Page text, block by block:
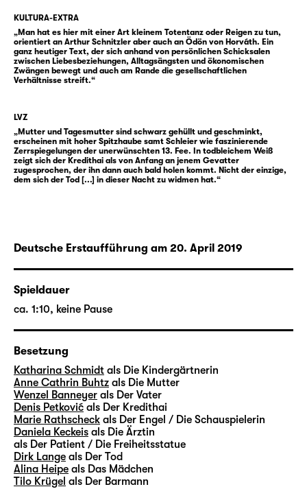
dieser Nacht mehr der sein, der er war.
Bernhard Studlars Figuren sind subtil unserer
brüchigen Gegenwart abgelauscht — und
sind bei aller Wirklichkeitshaftung immer
blicken lässt, das vielleicht so etwas wie eine
sich doch erfüllende Sehnsucht verheißt.
„Nacht ohne Sterne“ erlebte seine
Uraufführung 2017 als Auftragswerk am
2015 bereits die Uraufführung von „Die
Ermüdeten oder Das Etwas, das wir sind“ am
Schauspiel Leipzig zu erleben; die Produktion
ist nach wie vor im Repertoire der Diskothek.
KULTURA-EXTRA
„Man hat es hier mit einer Art kleinem Totentanz oder Reigen zu tun,
orientiert an Arthur Schnitzler aber auch an Ödön von Horváth. Ein
ganz heutiger Text, der sich anhand von persönlichen Schicksalen
zwischen Liebesbeziehungen, Alltagsängsten und ökonomischen
Zwängen bewegt und auch am Rande die gesellschaftlichen
Verhältnisse streift.“
LVZ
„Mutter und Tagesmutter sind schwarz gehüllt und geschminkt,
erscheinen mit hoher Spitzhaube samt Schleier wie faszinierende
Zerrspiegelungen der unerwünschten 13. Fee. In todbleichem Weiß
zeigt sich der Kredithai als von Anfang an jenem Gevatter
zugesprochen, der ihn dann auch bald holen kommt. Nicht der einzige,
dem sich der Tod [...] in dieser Nacht zu widmen hat.“
Deutsche Erstaufführung am 20. April 2019
Spieldauer
ca. 1:10, keine Pause
Besetzung
Katharina Schmidt als Die Kindergärtnerin
Anne Cathrin Buhtz als Die Mutter
Wenzel Banneyer als Der Vater
Denis Petković als Der Kredithai
Marie Rathscheck als Der Engel / Die Schauspielerin
Daniela Keckeis als Die Ärztin
als Der Patient / Die Freiheitsstatue
Dirk Lange als Der Tod
Alina Heipe als Das Mädchen
Tilo Krügel als Der Barmann